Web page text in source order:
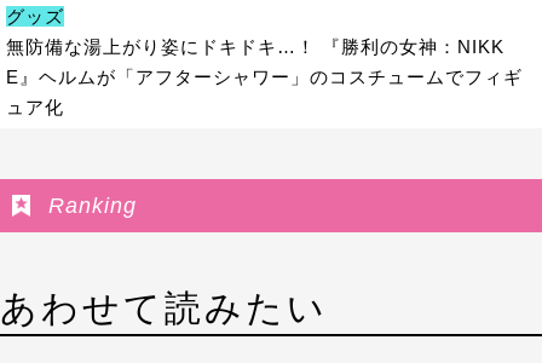
グッズ
無防備な湯上がり姿にドキドキ…！ 『勝利の女神：NIKK
E』ヘルムが「アフターシャワー」のコスチュームでフィギ
ュア化
Ranking
あわせて読みたい